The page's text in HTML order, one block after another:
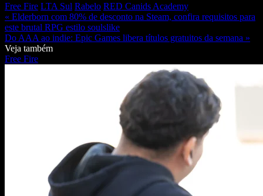
Free Fire LTA Sul Rabelo RED Canids Academy
« Elderborn com 80% de desconto na Steam, confira requisitos para
este brutal RPG estilo soulslike
Do AAA ao indie: Epic Games libera títulos gratuitos da semana »
Veja também
Free Fire